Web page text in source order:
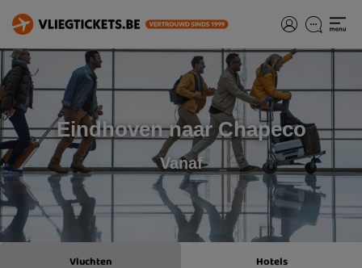
Eindhoven naar Chapeco
Vanaf